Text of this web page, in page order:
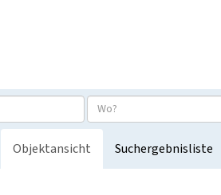
Objektansicht Suchergebnisliste